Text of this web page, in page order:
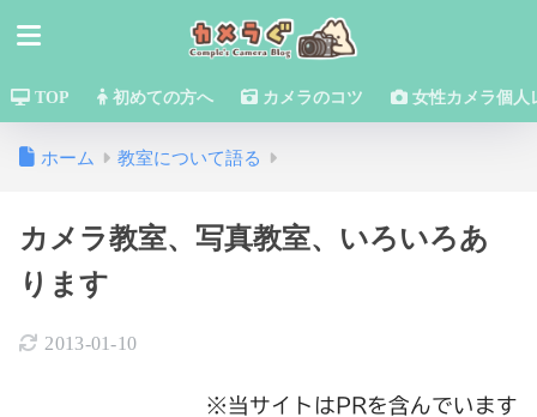
TOP 初めての方へ カメラのコツ 女性カメラ個人
ホーム 教室について語る
カメラ教室、写真教室、いろいろあ
ります
2013-01-10
※当サイトはPRを含んでいます